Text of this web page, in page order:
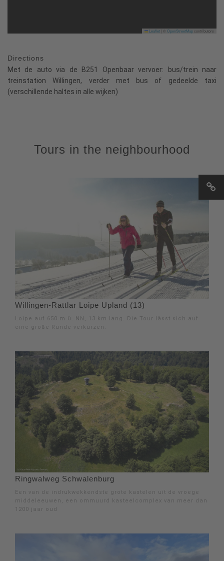
Leaflet OpenStreetMapcontributors
Directions
Met de auto via de B251 Openbaar vervoer: bus/trein naar
treinstation Willingen, verder met bus of gedeelde taxi
(verschillende haltes in alle wijken)
Tours in the neighbourhood
Willingen-Rattlar Loipe Upland (13)
Loipe auf 650 m ü. NN, 13 km lang. Die Tour lässt sich auf
eine große Runde verkürzen.
Ringwalweg Schwalenburg
Een van de indrukwekkendste grote kastelen uit de vroege
middeleeuwen, een ommuurd kasteelcomplex van meer dan
1200 jaar oud